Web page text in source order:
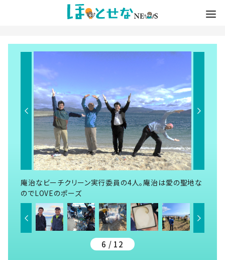
庵治なビーチクリーン実行委員の4人。庵治は愛の聖地な
のでLOVEのポーズ
6 / 12